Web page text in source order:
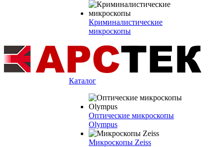
Криминалистические
микроскопы
Каталог
Оптические микроскопы
Olympus
Микроскопы Zeiss